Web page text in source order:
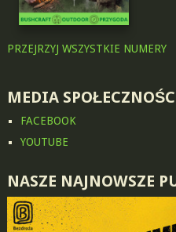
PRZEJRZYJ WSZYSTKIE NUMERY
MEDIA
FACEBOOK
YOUTUBE
NASZE NAJNOWSZE